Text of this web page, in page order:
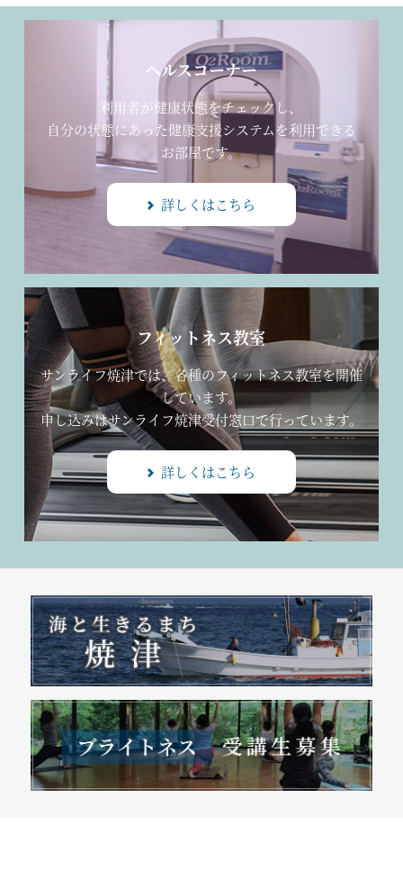
ヘルスコーナー
利用者が健康状態をチェックし、
自分の状態にあった健康支援システムを利用できる
お部屋です。
詳しくはこちら
フィットネス教室
サンライフ焼津では、各種のフィットネス教室を開催
しています。
申し込みはサンライフ焼津受付窓口で行っています。
詳しくはこちら